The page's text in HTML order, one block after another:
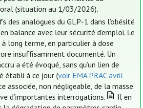
(situation au 1/03/2026).
des analogues du GLP-1 dans l’obésité
balance avec leur sécurité d’emploi. Le
long terme, en particulier à dose
insuffisamment documenté. Un
a été évoqué, sans qu’un lien de
établi à ce jour (voir EMA PRAC avril
associée, non négligeable, de la masse
d’importantes interrogations.
Il en